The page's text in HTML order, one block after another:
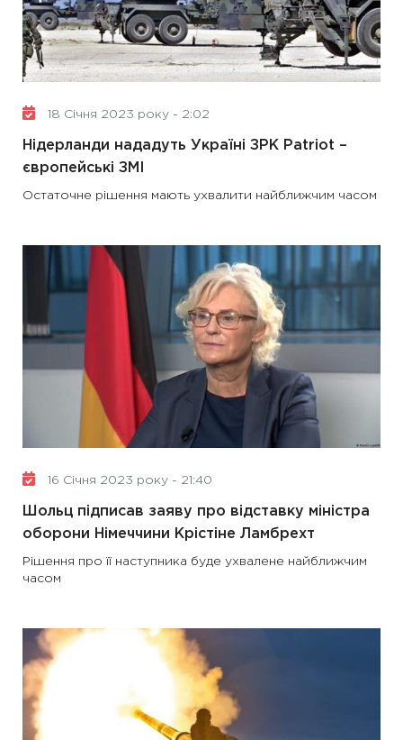
18 Січня 2023 року - 2:02
Нідерланди нададуть Україні ЗРК Patriot –
європейські ЗМІ
Остаточне рішення мають ухвалити найближчим часом
16 Січня 2023 року - 21:40
Шольц підписав заяву про відставку міністра
оборони Німеччини Крістіне Ламбрехт
Рішення про її наступника буде ухвалене найближчим
часом